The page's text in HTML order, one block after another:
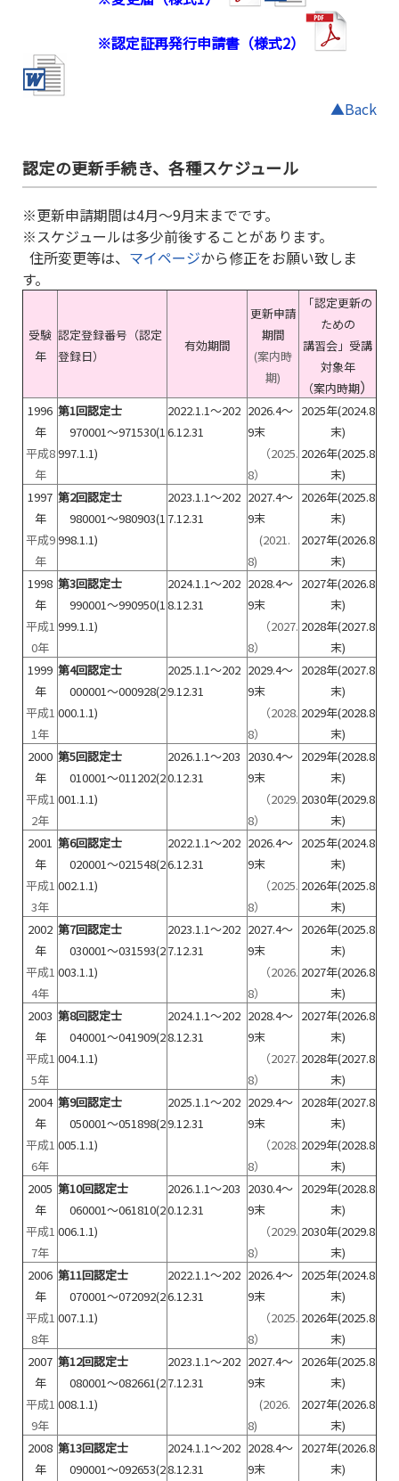
※認定証再発行申請書（様式2）
▲Back
認定の更新手続き、各種スケジュール
※更新申請期間は4月～9月末までです。
※スケジュールは多少前後することがあります。
住所変更等は、 マイページから修正をお願い致しま
す。
受験
年
認定登録番号（認定
登録日）
有効期間
更新申請
期間
(案内時
期)
「認定更新の
ための
講習会」受講
対象年
（案内時期）
1996
年
平成8
年
第1回認定士
970001～971530(1
997.1.1)
2022.1.1～202
6.12.31
2026.4～
9末
（2025.
8）
2025年(2024.8
末)
2026年(2025.8
末)
1997
年
平成9
年
第2回認定士
980001～980903(1
998.1.1)
2023.1.1～202
7.12.31
2027.4～
9末
(2021.
8)
2026年(2025.8
末)
2027年(2026.8
末)
1998
年
平成1
0年
第3回認定士
990001～990950(1
999.1.1)
2024.1.1～202
8.12.31
2028.4～
9末
（2027.
8）
2027年(2026.8
末)
2028年(2027.8
末)
1999
年
平成1
1年
第4回認定士
000001～000928(2
000.1.1)
2025.1.1～202
9.12.31
2029.4～
9末
（2028.
8）
2028年(2027.8
末)
2029年(2028.8
末)
2000
年
平成1
2年
第5回認定士
010001～011202(2
001.1.1)
2026.1.1～203
0.12.31
2030.4～
9末
（2029.
8）
2029年(2028.8
末)
2030年(2029.8
末)
2001
年
平成1
3年
第6回認定士
020001～021548(2
002.1.1)
2022.1.1～202
6.12.31
2026.4～
9末
（2025.
8）
2025年(2024.8
末)
2026年(2025.8
末)
2002
年
平成1
4年
第7回認定士
030001～031593(2
003.1.1)
2023.1.1～202
7.12.31
2027.4～
9末
（2026.
8）
2026年(2025.8
末)
2027年(2026.8
末)
2003
年
平成1
5年
第8回認定士
040001～041909(2
004.1.1)
2024.1.1～202
8.12.31
2028.4～
9末
（2027.
8）
2027年(2026.8
末)
2028年(2027.8
末)
2004
年
平成1
6年
第9回認定士
050001～051898(2
005.1.1)
2025.1.1～202
9.12.31
2029.4～
9末
（2028.
8）
2028年(2027.8
末)
2029年(2028.8
末)
2005
年
平成1
7年
第10回認定士
060001～061810(2
006.1.1)
2026.1.1～203
0.12.31
2030.4～
9末
（2029.
8）
2029年(2028.8
末)
2030年(2029.8
末)
2006
年
平成1
8年
第11回認定士
070001～072092(2
007.1.1)
2022.1.1～202
6.12.31
2026.4～
9末
（2025.
8）
2025年(2024.8
末)
2026年(2025.8
末)
2007
年
平成1
9年
第12回認定士
080001～082661(2
008.1.1)
2023.1.1～202
7.12.31
2027.4～
9末
(2026.
8)
2026年(2025.8
末)
2027年(2026.8
末)
2008
年
第13回認定士
090001～092653(2
2024.1.1～202
8.12.31
2028.4～
9末
2027年(2026.8
末)